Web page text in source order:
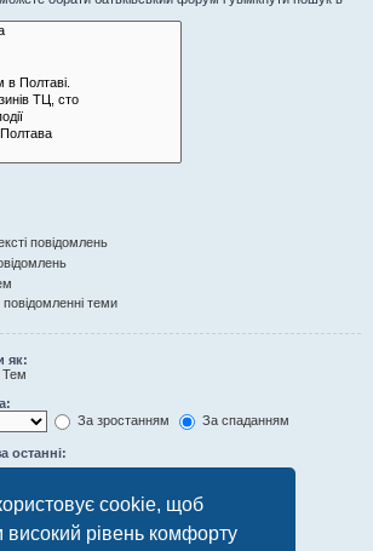
cookie, щоб
високий рівень комфорту
повідомлень
теми
як:
Тем
За зростанням
За спаданням
останні: